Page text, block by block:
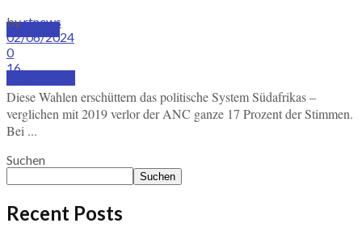
PRICING
byrtnews
02/06/2024
0
16
Diese Wahlen erschüttern das politische System Südafrikas –
verglichen mit 2019 verlor der ANC ganze 17 Prozent der Stimmen.
Bei ...
Suchen
Suchen
Recent Posts